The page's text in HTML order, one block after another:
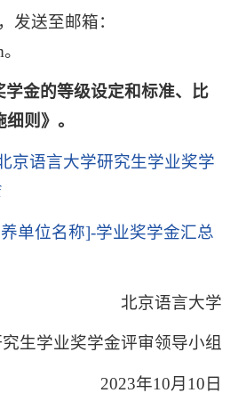
发送至邮箱：
学金的等级设定和标准、比
则》。
京语言大学研究生学业奖学
单位名称]-学业奖学金汇总
北京语言大学
生学业奖学金评审领导小组
2023年10月10日